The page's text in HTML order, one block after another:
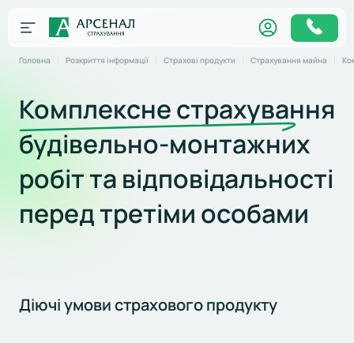
Головна Розкриття інформації Страхові продукти Страхування майна
Комплексне страхування
будівельно-монтажних
робіт та відповідальності
перед третіми особами
Діючі умови страхового продукту